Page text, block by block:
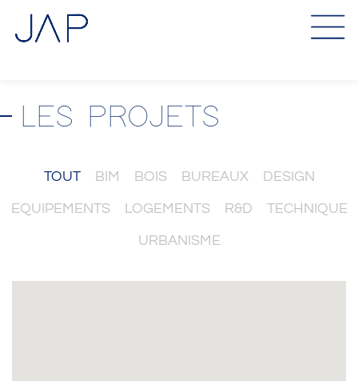
LES PROJETS
TOUT BIM BOIS BUREAUX DESIGN
EQUIPEMENTS LOGEMENTS R&D TECHNIQUE
URBANISME